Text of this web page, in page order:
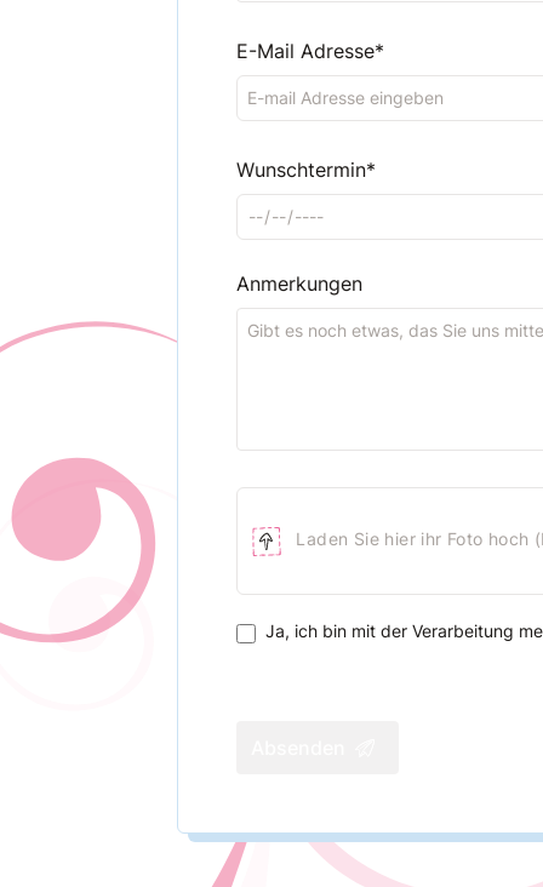
E-Mail Adresse*
Wunschtermin*
Anmerkungen
Laden Sie hier ihr Foto hoch
Ja, ich bin mit der Verarbeitung